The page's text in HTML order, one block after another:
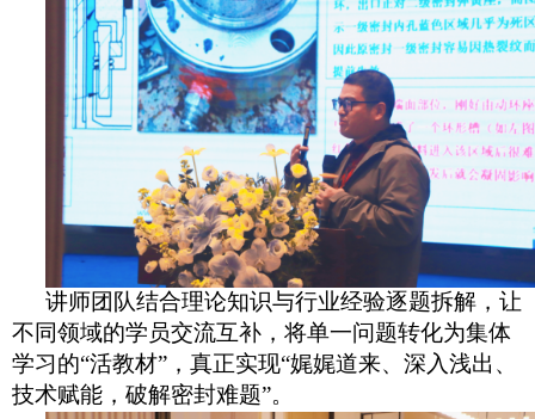
讲师团队结合理论知识与行业经验逐题拆解，让
不同领域的学员交流互补，将单一问题转化为集体
学习的“活教材”，真正实现“娓娓道来、深入浅出、
技术赋能，破解密封难题”。